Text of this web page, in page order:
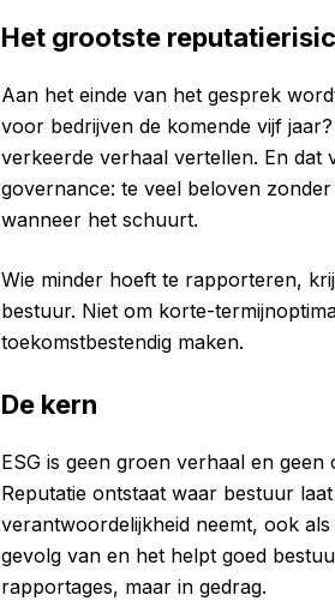
Het grootste
Aan het einde van het gesprek
voor bedrijven de komende vijf
verkeerde verhaal vertellen. En dat
governance: te veel beloven
wanneer het schuurt.
Wie minder hoeft te rapporteren,
bestuur. Niet om korte-
toekomstbestendig maken.
De kern
ESG is geen groen verhaal en
Reputatie ontstaat waar bestuur
verantwoordelijkheid neemt, ook
gevolg van en het helpt goed
rapportages, maar in gedrag.